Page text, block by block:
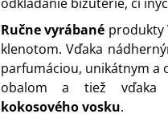
Ručne vyrábané produkty
klenotom. Vďaka
parfumáciou, unikátnym a
obalom a tiež vďaka
kokosového vosku.